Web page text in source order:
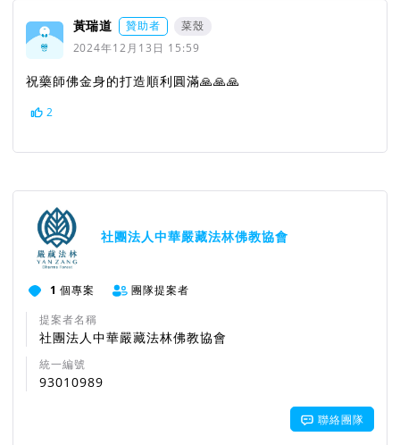
黃瑞道 贊助者
菜殼
2024年12月13日 15:59
祝藥師佛金身的打造順利圓滿🙏🙏🙏
2
社團法人中華嚴藏法林佛教協會
1 個專案
團隊提案者
提案者名稱
社團法人中華嚴藏法林佛教協會
統一編號
93010989
聯絡團隊